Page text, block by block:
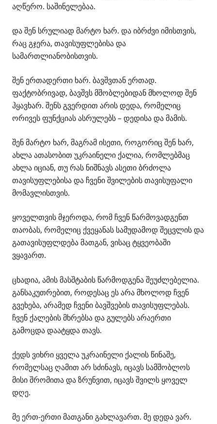
აღწერო. საშინელებაა.
და შენ სრულიად მარტო ხარ. და იბრძვი იმისთვის,
რაც გჯერა, თავისუფლებისა და
სამართლიანობისთვის.
შენ ერთადერთი ხარ. ბავშვთან ერთად.
ფაქტობრივად, ბავშვს მშობლებიდან მხოლოდ შენ
ჰყავხარ. შენს გვერდით არის დედა, რომელიც
ორივეს ფუნქციას ასრულებს – დედისა და მამის.
შენ მარტო ხარ, მაგრამ ისეთი, როგორიც შენ ხარ,
ახლა ათასობით უკრაინელი ქალია, რომლებმაც
ახლა იციან, თუ რას ნიშნავს ასეთი ბრძოლა
თავისუფლებისა და ჩვენი შვილების თავისუფალი
მომავლისთვის.
ყოველთვის მჯეროდა, რომ ჩვენ წარმოვადგენთ
თაობას, რომელიც ქვეყანას სამუდამოდ შეცვლის და
გათავისუფლდება მათგან, ვისაც ტყვეობაში
ვყავართ.
ცხადია, ამის მასშტაბის წარმოდგენა შეუძლებელია.
განსაკუთრებით, როდესაც ეს არა მხოლოდ ჩვენ
გვეხება, არამედ ჩვენი ბავშვების თავისუფლებას.
ჩვენ ქალების მხრებსა და გულებს არაერთი
გამოცდა დაატყდა თავს.
ქედს ვიხრი ყველა უკრაინელი ქალის წინაშე,
რომელსაც ღამით არ სძინავს, იცავს სამშობლოს
მისი შრომითა და ზრუნვით, იცავს შვილს ყოველ
დღე.
მე ერთ-ერთი მათგანი გახლავართ. მე დედა ვარ.